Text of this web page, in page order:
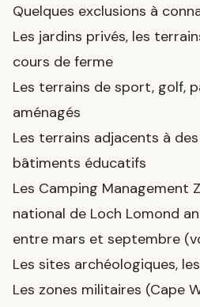
Quelques exclusions à
Les jardins privés, les
cours de ferme
Les terrains de sport, golf,
aménagés
Les terrains adjacents à
bâtiments éducatifs
Les Camping Management
national de Loch Lomond
entre mars et septembre
Les sites archéologiques,
Les zones militaires (Cape